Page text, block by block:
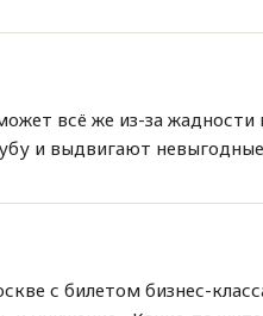
всё же из-за
и выдвигают
с билетом бизнес-